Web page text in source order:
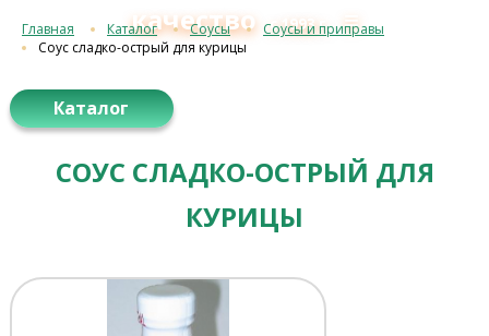
качествос 1993 г.≡
Главная Каталог Соусы
Соусы и приправы
Соус сладко-острый для курицы
Каталог
СОУС СЛАДКО-ОСТРЫЙ ДЛЯ
КУРИЦЫ